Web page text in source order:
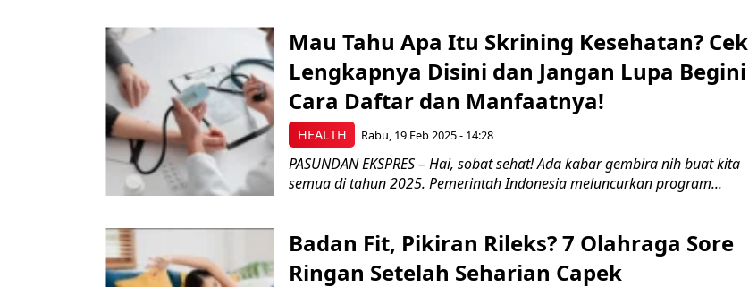
HEALTH
Mau Tahu Apa Itu Skrining Kesehatan? Cek
Lengkapnya Disini dan Jangan Lupa Begini
Cara Daftar dan Manfaatnya!
Rabu, 19 Feb 2025 - 14:28
PASUNDAN EKSPRES – Hai, sobat sehat! Ada kabar gembira nih buat kita
semua di tahun 2025. Pemerintah Indonesia meluncurkan program...
Badan Fit, Pikiran Rileks? 7 Olahraga Sore
Ringan Setelah Seharian Capek